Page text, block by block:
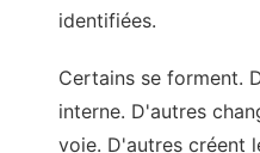
identifiées.
Certains se forment.
interne. D'autres
voie. D'autres créent